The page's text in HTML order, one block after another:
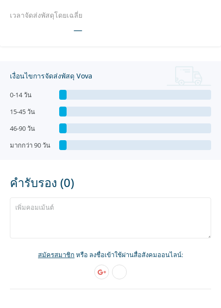
เวลาจัดส่งพัสดุโดยเฉลี่ย
—
เงื่อนไขการจัดส่งพัสดุ Vova
0-14 วัน
15-45 วัน
46-90 วัน
มากกว่า 90 วัน
คำรับรอง (0)
สมัครสมาชิก หรือ ลงชื่อเข้าใช้ผ่านสื่อสังคมออนไลน์: